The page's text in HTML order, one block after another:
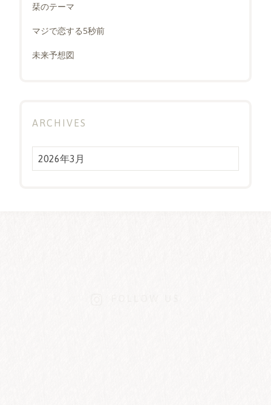
栞のテーマ
マジで恋する5秒前
未来予想図
ARCHIVES
Archives